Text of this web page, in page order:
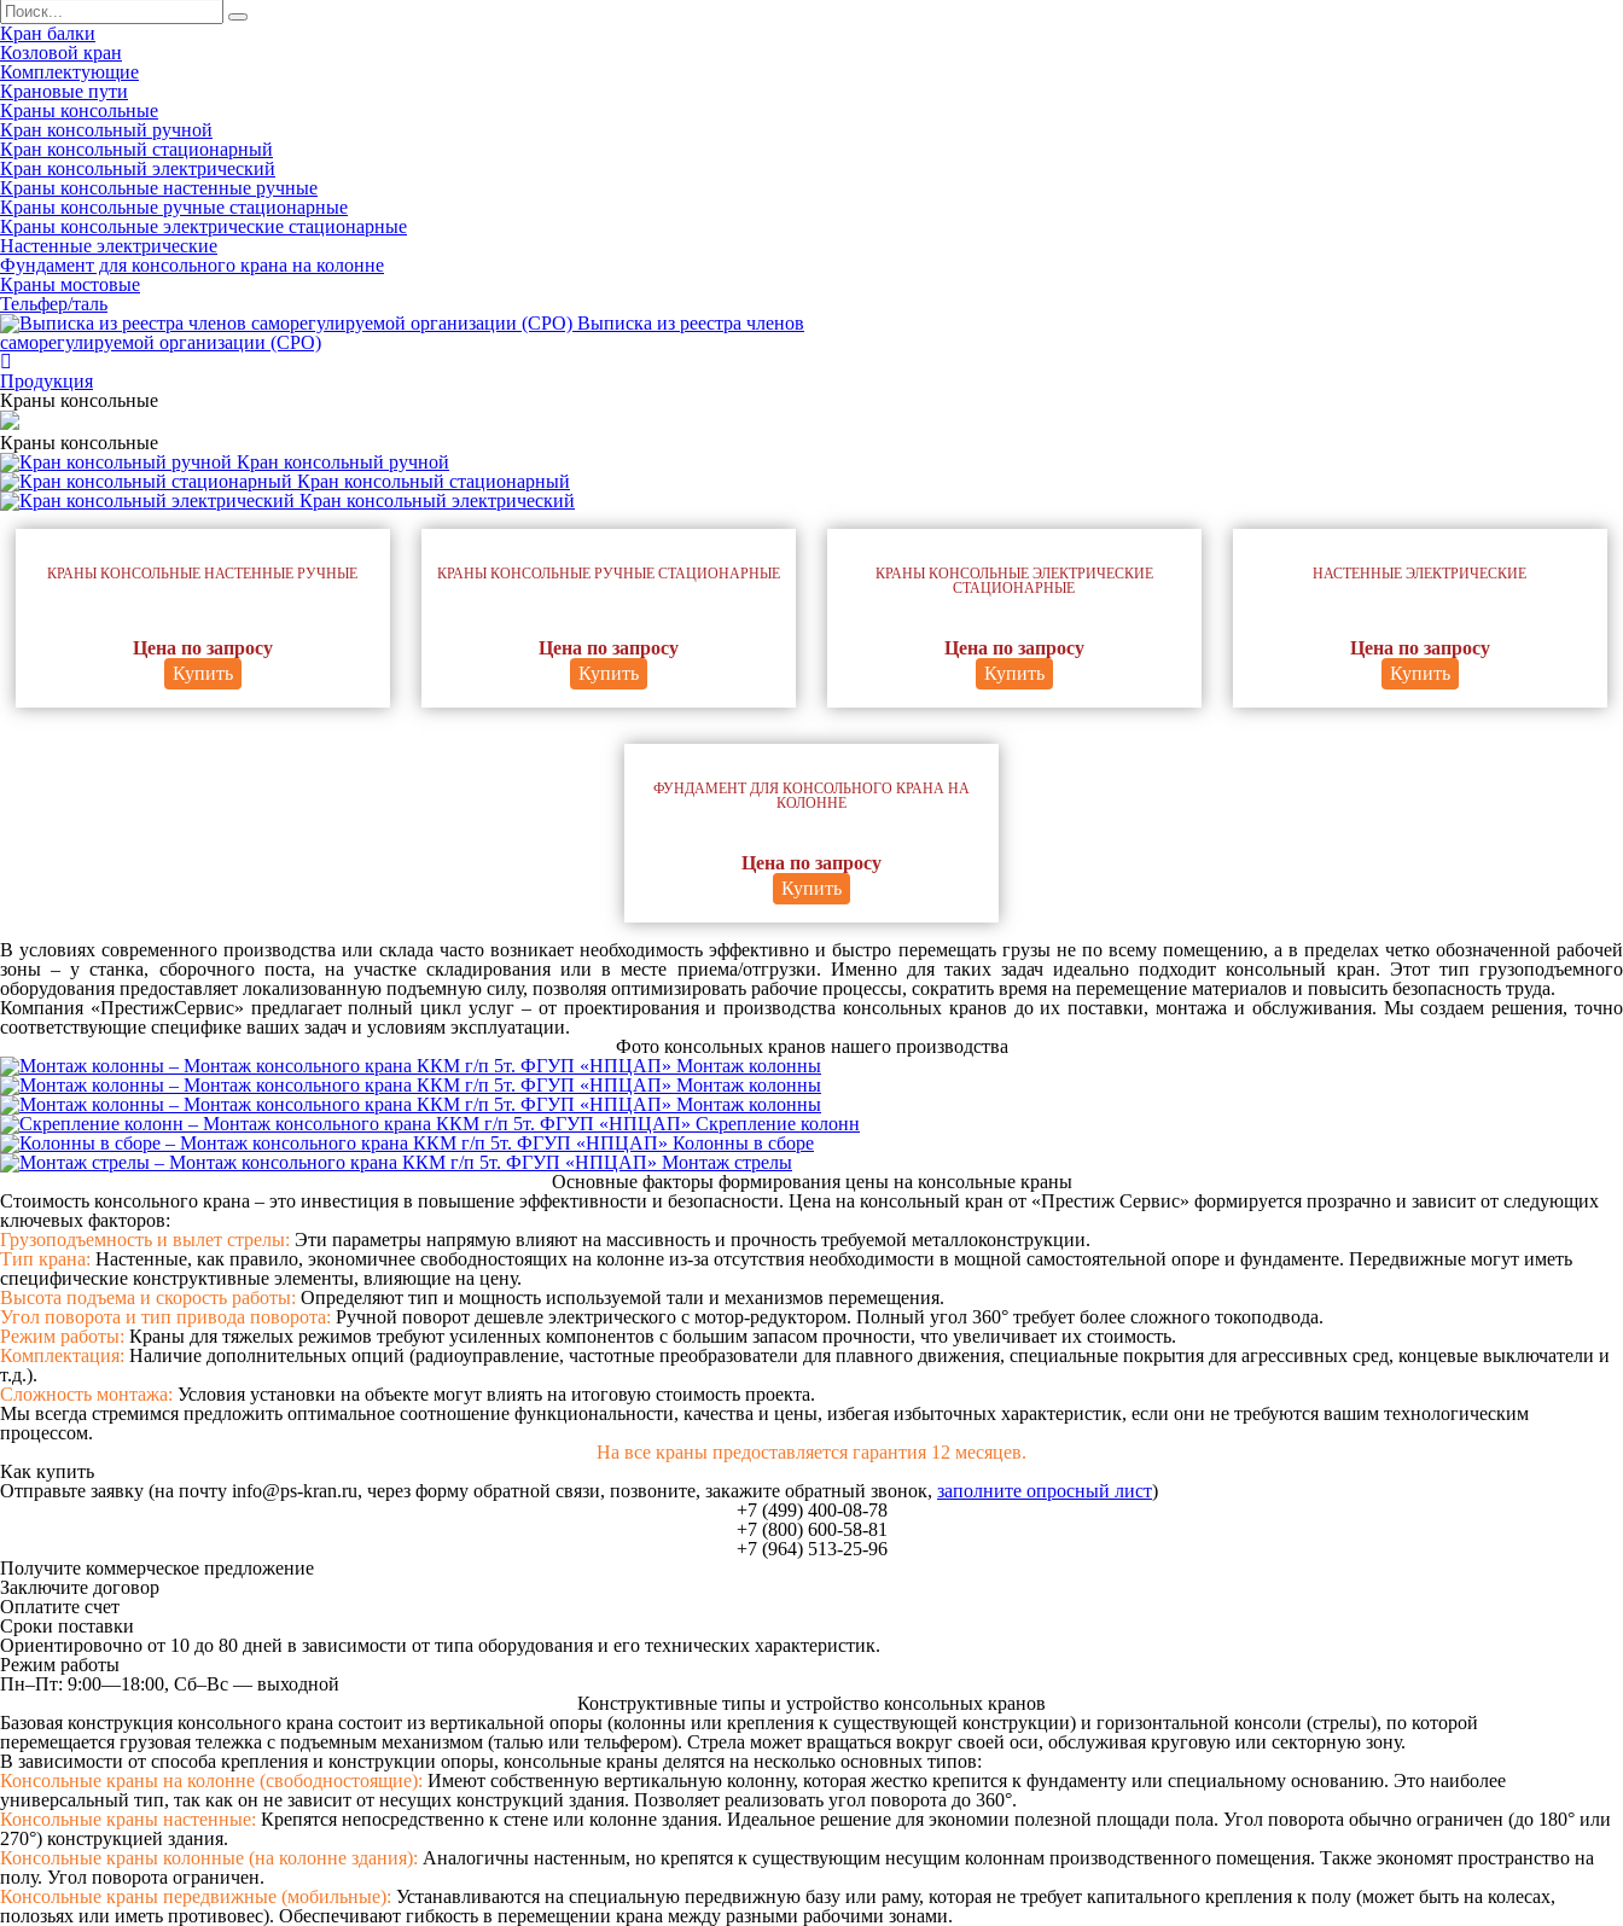
Кран балки
Козловой кран
Комплектующие
Крановые пути
Краны консольные
Кран консольный ручной
Кран консольный стационарный
Кран консольный электрический
Краны консольные настенные ручные
Краны консольные ручные стационарные
Краны консольные электрические стационарные
Настенные электрические
Фундамент для консольного крана на колонне
Краны мостовые
Тельфер/таль
Выписка из реестра членов
саморегулируемой организации (СРО)
Продукция
Краны консольные
Краны консольные
Кран консольный ручной
Кран консольный стационарный
Кран консольный электрический
КРАНЫ КОНСОЛЬНЫЕ НАСТЕННЫЕ РУЧНЫЕ
Цена по запросу
Купить
КРАНЫ КОНСОЛЬНЫЕ РУЧНЫЕ СТАЦИОНАРНЫЕ
Цена по запросу
Купить
КРАНЫ КОНСОЛЬНЫЕ ЭЛЕКТРИЧЕСКИЕ
СТАЦИОНАРНЫЕ
Цена по запросу
Купить
НАСТЕННЫЕ ЭЛЕКТРИЧЕСКИЕ
Цена по запросу
Купить
ФУНДАМЕНТ ДЛЯ КОНСОЛЬНОГО КРАНА НА
КОЛОННЕ
Цена по запросу
Купить
В условиях современного производства или склада часто возникает необходимость эффективно и быстро перемещать грузы не по всему помещению, а в пределах четко обозначенной рабочей
зоны – у станка, сборочного поста, на участке складирования или в месте приема/отгрузки. Именно для таких задач идеально подходит консольный кран. Этот тип грузоподъемного
оборудования предоставляет локализованную подъемную силу, позволяя оптимизировать рабочие процессы, сократить время на перемещение материалов и повысить безопасность труда.
Компания «ПрестижСервис» предлагает полный цикл услуг – от проектирования и производства консольных кранов до их поставки, монтажа и обслуживания. Мы создаем решения, точно
соответствующие специфике ваших задач и условиям эксплуатации.
Фото консольных кранов нашего производства
Монтаж колонны
Монтаж колонны
Монтаж колонны
Скрепление колонн
Колонны в сборе
Монтаж стрелы
Основные факторы формирования цены на консольные краны
Стоимость консольного крана – это инвестиция в повышение эффективности и безопасности. Цена на консольный кран от «Престиж Сервис» формируется прозрачно и зависит от следующих
ключевых факторов:
Грузоподъемность и вылет стрелы: Эти параметры напрямую влияют на массивность и прочность требуемой металлоконструкции.
Тип крана: Настенные, как правило, экономичнее свободностоящих на колонне из-за отсутствия необходимости в мощной самостоятельной опоре и фундаменте. Передвижные могут иметь
специфические конструктивные элементы, влияющие на цену.
Высота подъема и скорость работы: Определяют тип и мощность используемой тали и механизмов перемещения.
Угол поворота и тип привода поворота: Ручной поворот дешевле электрического с мотор-редуктором. Полный угол 360° требует более сложного токоподвода.
Режим работы: Краны для тяжелых режимов требуют усиленных компонентов с большим запасом прочности, что увеличивает их стоимость.
Комплектация: Наличие дополнительных опций (радиоуправление, частотные преобразователи для плавного движения, специальные покрытия для агрессивных сред, концевые выключатели и
т.д.).
Сложность монтажа: Условия установки на объекте могут влиять на итоговую стоимость проекта.
Мы всегда стремимся предложить оптимальное соотношение функциональности, качества и цены, избегая избыточных характеристик, если они не требуются вашим технологическим
процессом.
На все краны предоставляется гарантия 12 месяцев.
Как купить
Отправьте заявку (на почту info@ps-kran.ru, через форму обратной связи, позвоните, закажите обратный звонок, заполните опросный лист)
+7 (499) 400-08-78
+7 (800) 600-58-81
+7 (964) 513-25-96
Получите коммерческое предложение
Заключите договор
Оплатите счет
Сроки поставки
Ориентировочно от 10 до 80 дней в зависимости от типа оборудования и его технических характеристик.
Режим работы
Пн–Пт: 9:00—18:00, Сб–Вс — выходной
Конструктивные типы и устройство консольных кранов
Базовая конструкция консольного крана состоит из вертикальной опоры (колонны или крепления к существующей конструкции) и горизонтальной консоли (стрелы), по которой
перемещается грузовая тележка с подъемным механизмом (талью или тельфером). Стрела может вращаться вокруг своей оси, обслуживая круговую или секторную зону.
В зависимости от способа крепления и конструкции опоры, консольные краны делятся на несколько основных типов:
Консольные краны на колонне (свободностоящие): Имеют собственную вертикальную колонну, которая жестко крепится к фундаменту или специальному основанию. Это наиболее
универсальный тип, так как он не зависит от несущих конструкций здания. Позволяет реализовать угол поворота до 360°.
Консольные краны настенные: Крепятся непосредственно к стене или колонне здания. Идеальное решение для экономии полезной площади пола. Угол поворота обычно ограничен (до 180° или
270°) конструкцией здания.
Консольные краны колонные (на колонне здания): Аналогичны настенным, но крепятся к существующим несущим колоннам производственного помещения. Также экономят пространство на
полу. Угол поворота ограничен.
Консольные краны передвижные (мобильные): Устанавливаются на специальную передвижную базу или раму, которая не требует капитального крепления к полу (может быть на колесах,
полозьях или иметь противовес). Обеспечивают гибкость в перемещении крана между разными рабочими зонами.